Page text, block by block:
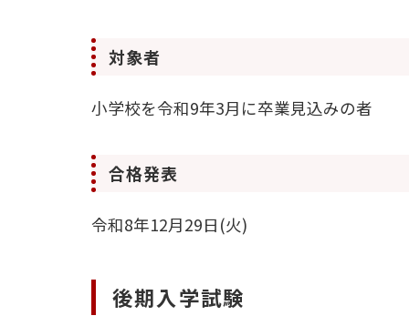
対象者
小学校を令和9年3月に卒業見込みの者
合格発表
令和8年12月29日(火)
後期入学試験